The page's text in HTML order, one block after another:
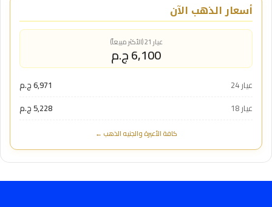
أسعار الذهب الآن
عيار 21 (الأكثر مبيعاً)
6,100 ج.م
عيار 24
6,971 ج.م
عيار 18
5,228 ج.م
كافة الأعيرة والجنيه الذهب ←